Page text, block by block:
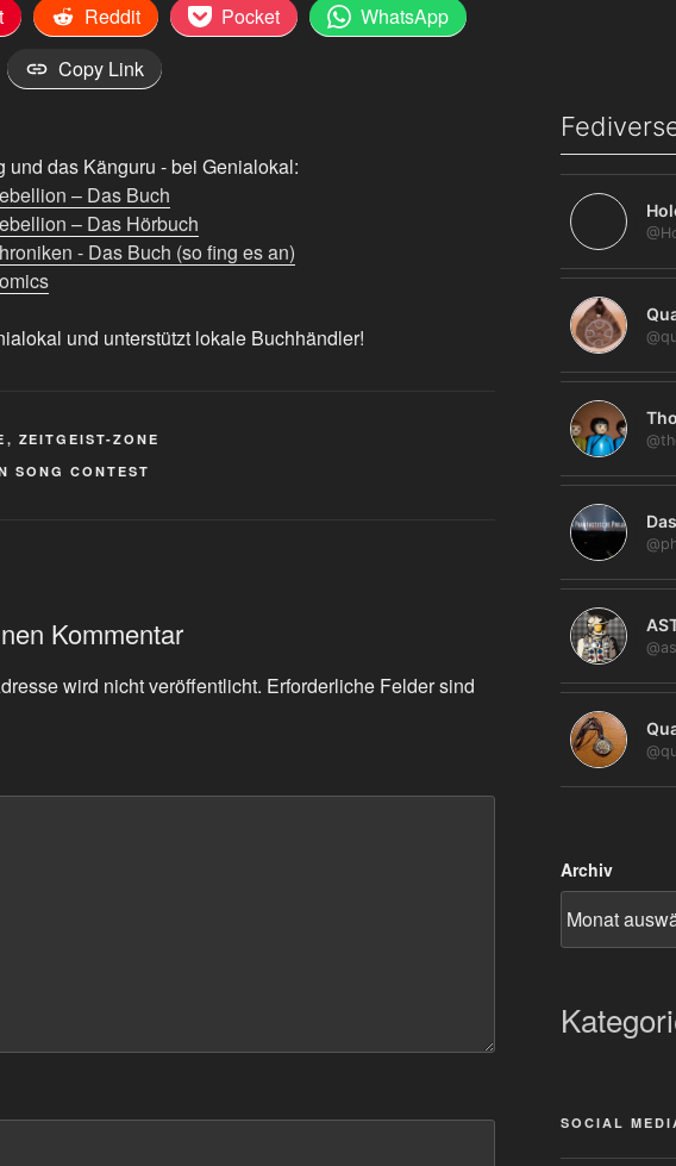
Reddit Pocket
WhatsApp
Copy Link
und das Känguru - bei Genialokal:
– Das Buch
– Das Hörbuch
- Das Buch (so fing es an)
und unterstützt lokale Buchhändler!
, ZEITGEIST-ZONE
SONG CONTEST
Kommentar
wird nicht veröffentlicht. Erforderliche Felder sind
Archiv
SOCIAL